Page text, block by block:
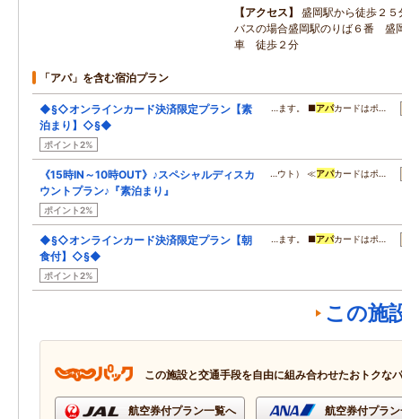
アクセス
盛岡駅から徒歩２
バスの場合盛岡駅のりば６番 盛
車 徒歩２分
「アパ」を含む宿泊プラン
◆§◇オンラインカード決済限定プラン【素
泊まり】◇§◆
ポイント2%
…ます。 ■アパカードはポ…
《15時IN～10時OUT》♪スペシャルディスカ
ウントプラン♪『素泊まり』
ポイント2%
…ウト） ≪アパカードはポ…
◆§◇オンラインカード決済限定プラン【朝
食付】◇§◆
ポイント2%
…ます。 ■アパカードはポ…
この施
この施設と交通手段を自由に組み合わせたおトクな
航空券付プラン一覧へ 航空券付プラ